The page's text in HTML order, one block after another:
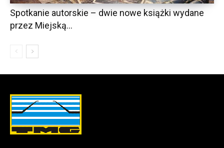
Spotkanie autorskie – dwie nowe książki wydane
przez Miejską...